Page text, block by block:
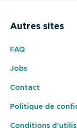
Autres sites
FAQ
Jobs
Contact
Politique de
Conditions